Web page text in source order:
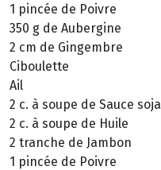
1 pincée de Poivre
350 g de Aubergine
2 cm de Gingembre
Ciboulette
Ail
2 c. à soupe de Sauce soja
2 c. à soupe de Huile
2 tranche de Jambon
1 pincée de Poivre